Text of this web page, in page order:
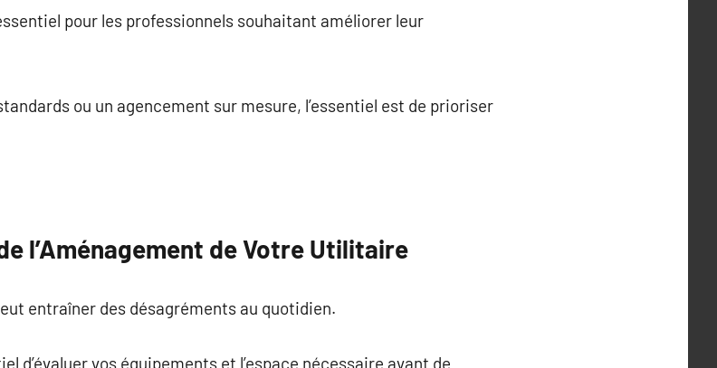
pour les professionnels souhaitant améliorer leur
ou un agencement sur mesure, l’essentiel est de prioriser
l’Aménagement de Votre Utilitaire
entraîner des désagréments au quotidien.
d’évaluer vos équipements et l’espace nécessaire avant de